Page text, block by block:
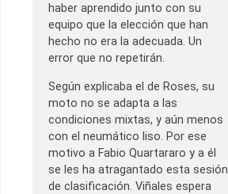
haber aprendido junto con su
equipo que la elección que han
hecho no era la adecuada. Un
error que no repetirán.
Según explicaba el de Roses, su
moto no se adapta a las
condiciones mixtas, y aún menos
con el neumático liso. Por ese
motivo a Fabio Quartararo y a él
se les ha atragantado esta sesión
de clasificación. Viñales espera